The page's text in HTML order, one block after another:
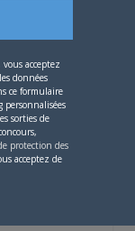
acceptez
données
ce formulaire
personnalisées
sorties de
protection des
acceptez de